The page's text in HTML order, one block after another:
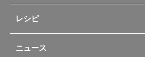
お弁当
キッチン用品
ポット・アイスペール
レシピ
フライパンレシピ
ニュース